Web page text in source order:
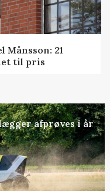
21
til pris
afprøves i år